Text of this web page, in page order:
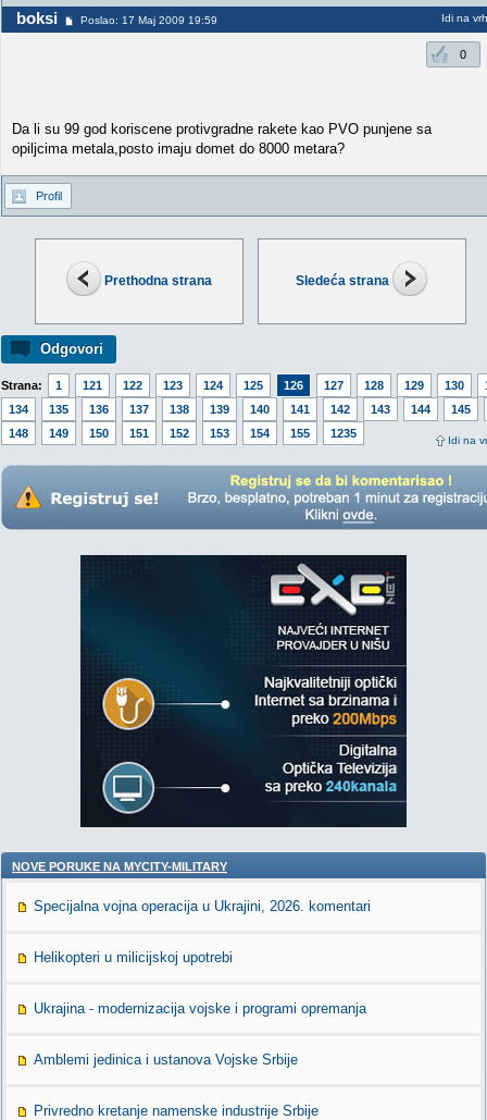
Prethodna strana Sledeća strana
Odgovori
Strana: 1 121 122 123 124 125 126 127 128 129 130
134
135 136 137 138 139 140 141 142 143 144
145
148
149 150 151 152 153 154 155 1235
Idi na
boksi Poslao: 17 Maj 2009 19:59 Idi na vrh
0
Da li su 99 god koriscene protivgradne rakete kao PVO punjene sa
opiljcima metala,posto imaju domet do 8000 metara?
Profil
NOVE PORUKE NA MYCITY-MILITARY
Specijalna vojna operacija u Ukrajini, 2026. komentari
Helikopteri u milicijskoj upotrebi
Ukrajina - modernizacija vojske i programi opremanja
Amblemi jedinica i ustanova Vojske Srbije
Privredno kretanje namenske industrije Srbije